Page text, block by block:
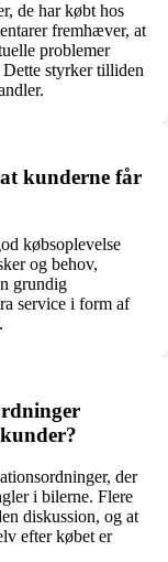
de har købt hos
fremhæver, at
problemer
Dette styrker tilliden
kunderne får
købsoplevelse
og behov,
grundig
service i form af
der
i bilerne. Flere
diskussion, og at
efter købet er